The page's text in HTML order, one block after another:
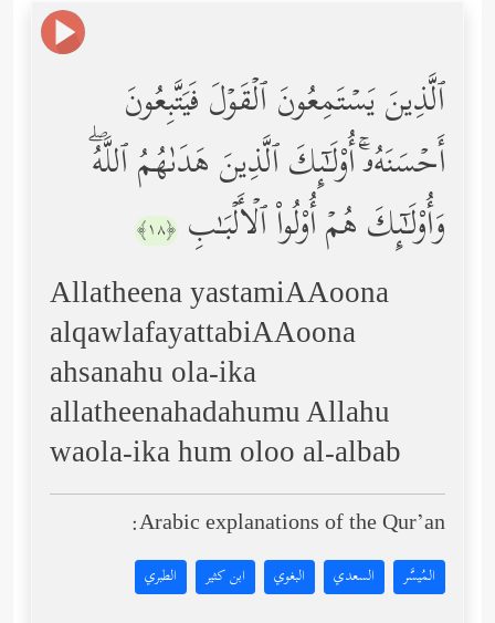
ٱلَّذِینَ یَسۡتَمِعُونَ ٱلۡقَوۡلَ فَیَتَّبِعُونَ
أَحۡسَنَهُۥۤۚ أُوْلَـٰۤىِٕكَ ٱلَّذِینَ هَدَىٰهُمُ ٱللَّهُۖ
وَأُوْلَـٰۤىِٕكَ هُمۡ أُوْلُواْ ٱلۡأَلۡبَـٰبِ ﴿١٨﴾
Allatheena yastamiAAoona
alqawlafayattabiAAoona
ahsanahu ola-ika
allatheenahadahumu Allahu
waola-ika hum oloo al-albab
Arabic explanations of the Qur’an:
المُيسَّر السعدي البغوي ابن كثير الطبري